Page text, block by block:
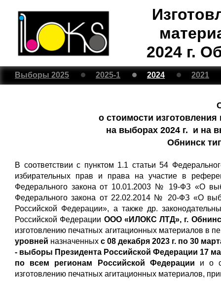
2024 г.
Выборы 2025 2025-1 2024 2021
о стоимости
на выборах 2024 г. и на
Обнинск
В соответствии с пунктом 1.1 статьи 54
избирательных прав и права на участие в
Федерального закона от 10.01.2003 № 19-ФЗ «О
Федерального закона от 22.02.2014 № 20-ФЗ «О
Российской Федерации», а также др.
Российской Федерации ООО «ИЛОКС ЛТД», г.
изготовлению печатных агитационных материалов в
уровней назначенных с 08 декабря 2023 г. по 30
- выборы Президента Российской Федерации 17
по всем регионам Российской Федерации и о
изготовлению печатных агитационных материалов,